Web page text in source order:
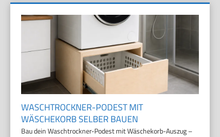
WASCHTROCKNER-PODEST MIT
WÄSCHEKORB SELBER BAUEN
Bau dein Waschtrockner-Podest mit Wäschekorb-Auszug –